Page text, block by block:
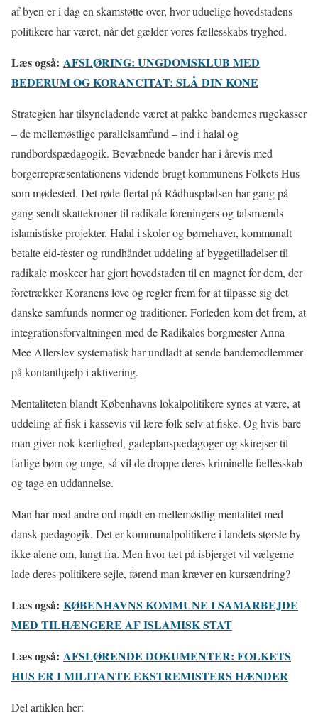
af byen er i dag en skamstøtte over, hvor uduelige hovedstadens
politikere har været, når det gælder vores fællesskabs tryghed.
Læs også: AFSLØRING: UNGDOMSKLUB MED
BEDERUM OG KORANCITAT: SLÅ DIN KONE
Strategien har tilsyneladende været at pakke bandernes rugekasser
– de mellemøstlige parallelsamfund – ind i halal og
rundbordspædagogik. Bevæbnede bander har i årevis med
borgerrepræsentationens vidende brugt kommunens Folkets Hus
som mødested. Det røde flertal på Rådhuspladsen har gang på
gang sendt skattekroner til radikale foreningers og talsmænds
islamistiske projekter. Halal i skoler og børnehaver, kommunalt
betalte eid-fester og rundhåndet uddeling af byggetilladelser til
radikale moskeer har gjort hovedstaden til en magnet for dem, der
foretrækker Koranens love og regler frem for at tilpasse sig det
danske samfunds normer og traditioner. Forleden kom det frem, at
integrationsforvaltningen med de Radikales borgmester Anna
Mee Allerslev systematisk har undladt at sende bandemedlemmer
på kontanthjælp i aktivering.
Mentaliteten blandt Københavns lokalpolitikere synes at være, at
uddeling af fisk i kassevis vil lære folk selv at fiske. Og hvis bare
man giver nok kærlighed, gadeplanspædagoger og skirejser til
farlige børn og unge, så vil de droppe deres kriminelle fællesskab
og tage en uddannelse.
Man har med andre ord mødt en mellemøstlig mentalitet med
dansk pædagogik. Det er kommunalpolitikere i landets største by
ikke alene om, langt fra. Men hvor tæt på isbjerget vil vælgerne
lade deres politikere sejle, førend man kræver en kursændring?
Læs også: KØBENHAVNS KOMMUNE I SAMARBEJDE
MED TILHÆNGERE AF ISLAMISK STAT
Læs også: AFSLØRENDE DOKUMENTER: FOLKETS
HUS ER I MILITANTE EKSTREMISTERS HÆNDER
Del artiklen her: